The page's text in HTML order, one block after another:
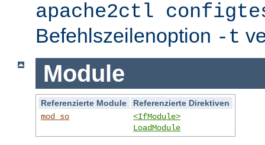
apache2ctl
Befehlszeilenoption -t
Module
Referenzierte Module
Referenzierte Direktiven
mod_so
<IfModule>
LoadModule